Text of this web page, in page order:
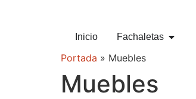
Inicio Fachaletas
Portada » Muebles
Muebles